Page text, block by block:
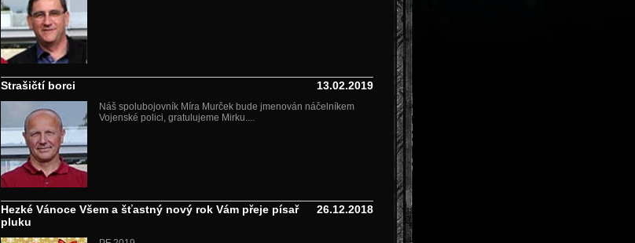
13.02.2019
Strašičtí borci
Náš spolubojovník Míra Murček bude jmenován náčelníkem
Vojenské polici, gratulujeme Mirku....
26.12.2018
Hezké Vánoce Všem a šťastný nový rok Vám přeje písař
pluku